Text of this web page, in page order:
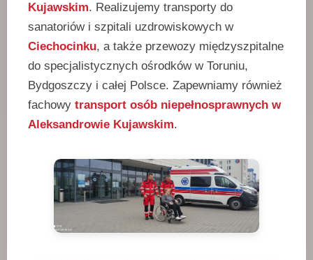
Kujawskim. Realizujemy transporty do
sanatoriów i szpitali uzdrowiskowych w
Ciechocinku, a także przewozy międzyszpitalne
do specjalistycznych ośrodków w Toruniu,
Bydgoszczy i całej Polsce. Zapewniamy również
fachowy transport osób niepełnosprawnych w
Aleksandrowie Kujawskim.